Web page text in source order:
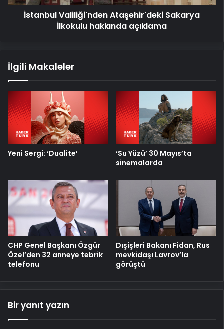
İstanbul Valiliği'nden Ataşehir'deki Sakarya
İlkokulu hakkında açıklama
İlgili Makaleler
Yeni Sergi: ‘Dualite’
‘Su Yüzü’ 30 Mayıs’ta
sinemalarda
CHP Genel Başkanı Özgür
Özel’den 32 anneye tebrik
telefonu
Dışişleri Bakanı Fidan, Rus
mevkidaşı Lavrov’la
görüştü
Bir yanıt yazın